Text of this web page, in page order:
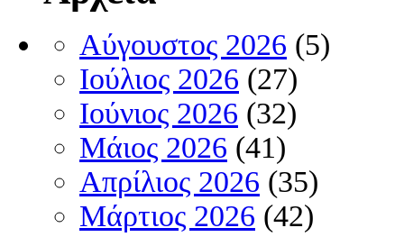
Αύγουστος 2026 (5)
Ιούλιος 2026 (27)
Ιούνιος 2026 (32)
Μάιος 2026 (41)
Απρίλιος 2026 (35)
Μάρτιος 2026 (42)